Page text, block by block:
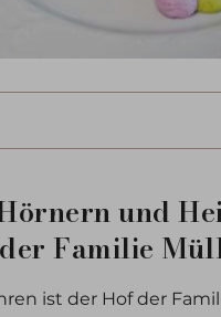
und
Familie
ist der Hof der